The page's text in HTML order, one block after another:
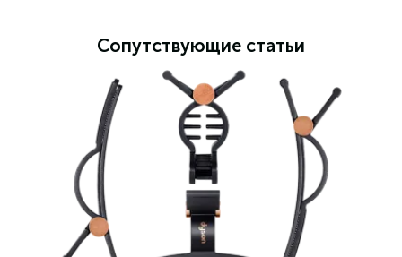
Сопутствующие статьи